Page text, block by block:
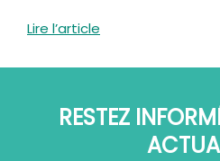
Lire l’article
RESTEZ